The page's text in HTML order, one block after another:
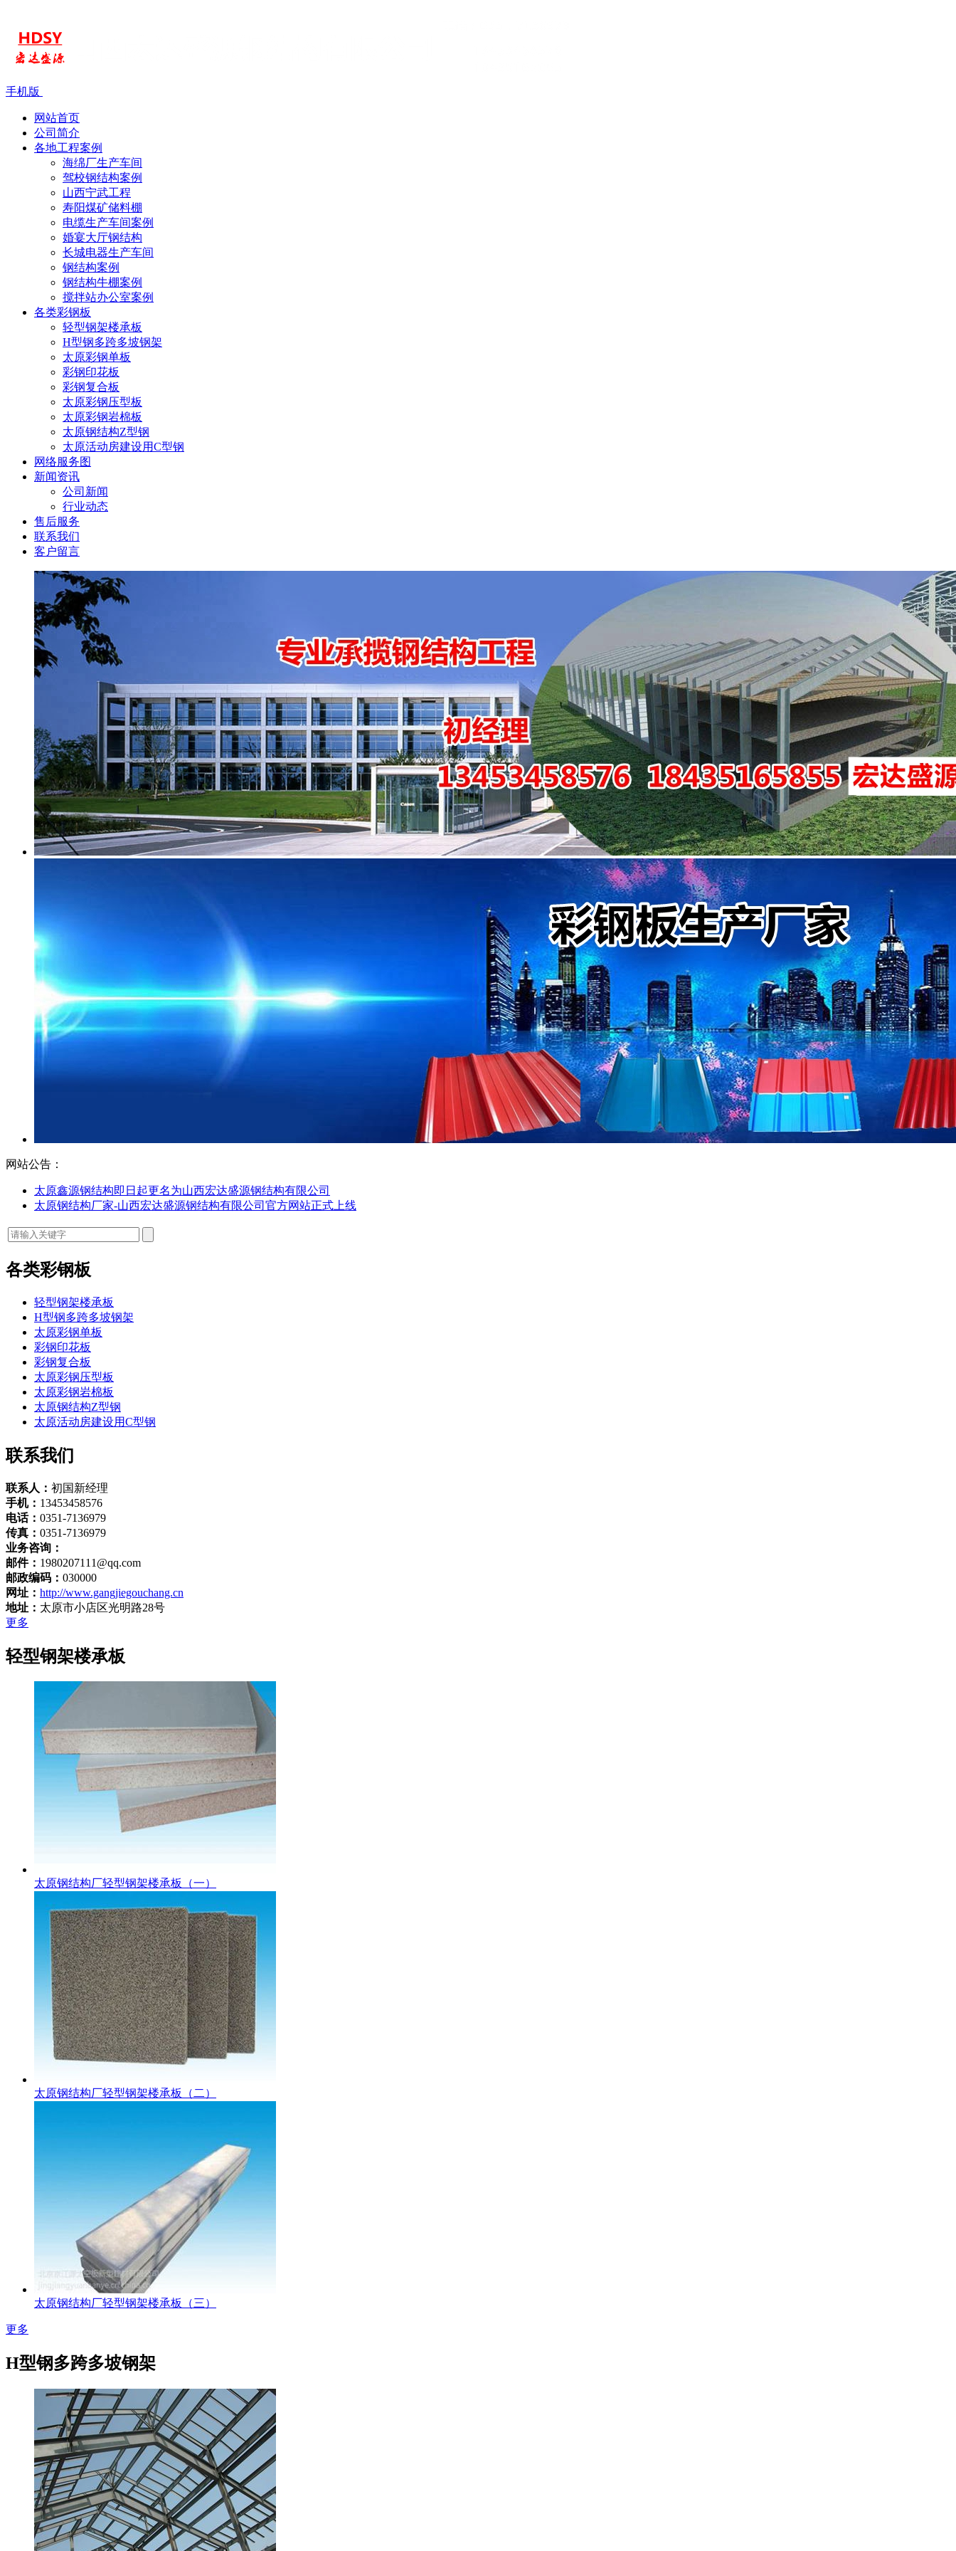
手机版
网站首页
公司简介
各地工程案例
海绵厂生产车间
驾校钢结构案例
山西宁武工程
寿阳煤矿储料棚
电缆生产车间案例
婚宴大厅钢结构
长城电器生产车间
钢结构案例
钢结构牛棚案例
搅拌站办公室案例
各类彩钢板
轻型钢架楼承板
H型钢多跨多坡钢架
太原彩钢单板
彩钢印花板
彩钢复合板
太原彩钢压型板
太原彩钢岩棉板
太原钢结构Z型钢
太原活动房建设用C型钢
网络服务图
新闻资讯
公司新闻
行业动态
售后服务
联系我们
客户留言
网站公告：
太原鑫源钢结构即日起更名为山西宏达盛源钢结构有限公司
太原钢结构厂家-山西宏达盛源钢结构有限公司官方网站正式上线
各类彩钢板
轻型钢架楼承板
H型钢多跨多坡钢架
太原彩钢单板
彩钢印花板
彩钢复合板
太原彩钢压型板
太原彩钢岩棉板
太原钢结构Z型钢
太原活动房建设用C型钢
联系我们
联系人： 初国新经理
手机： 13453458576
电话： 0351-7136979
传真： 0351-7136979
业务咨询：
邮件： 1980207111@qq.com
邮政编码： 030000
网址： http://www.gangjiegouchang.cn
地址： 太原市小店区光明路28号
更多
轻型钢架楼承板
太原钢结构厂轻型钢架楼承板（一）
太原钢结构厂轻型钢架楼承板（二）
太原钢结构厂轻型钢架楼承板（三）
更多
H型钢多跨多坡钢架